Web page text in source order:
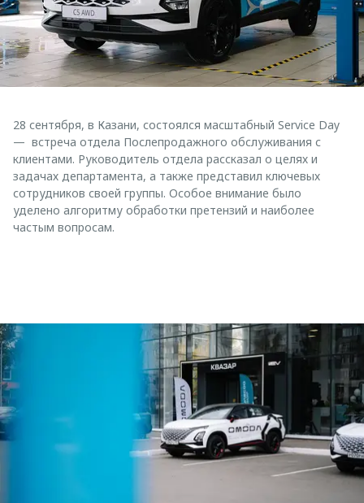
28 сентября, в Казани, состоялся масштабный Service Day
— встреча отдела Послепродажного обслуживания с
клиентами. Руководитель отдела рассказал о целях и
задачах департамента, а также представил ключевых
сотрудников своей группы. Особое внимание было
уделено алгоритму обработки претензий и наиболее
частым вопросам.